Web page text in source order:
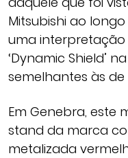
Mitsubishi ao
uma interpretação
‘Dynamic Shield’
semelhantes às
Em Genebra, este
stand da marca
metalizada